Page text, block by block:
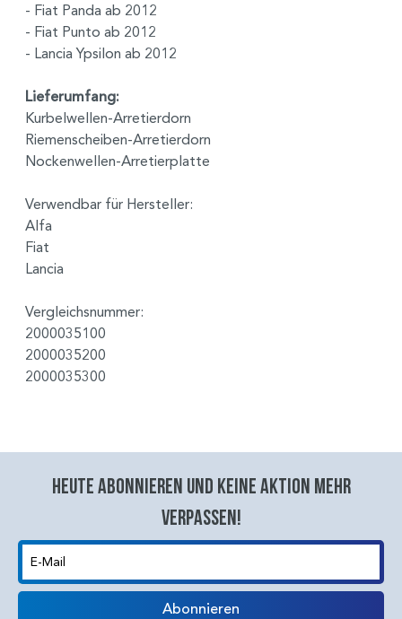
- Fiat Panda ab 2012
- Fiat Punto ab 2012
- Lancia Ypsilon ab 2012
Lieferumfang:
Kurbelwellen-Arretierdorn
Riemenscheiben-Arretierdorn
Nockenwellen-Arretierplatte
Verwendbar für Hersteller:
Alfa
Fiat
Lancia
Vergleichsnummer:
2000035100
2000035200
2000035300
Heute abonnieren und keine aktion mehr
verpassen!
E-Mail
Abonnieren